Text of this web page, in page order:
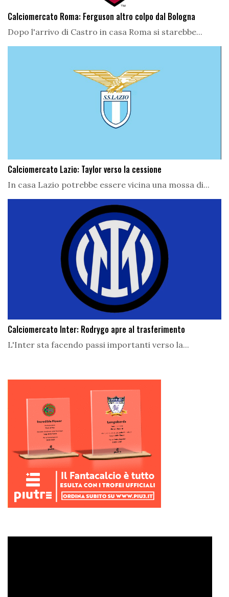
Calciomercato Roma: Ferguson altro colpo dal Bologna
Dopo l'arrivo di Castro in casa Roma si starebbe...
Calciomercato Lazio: Taylor verso la cessione
In casa Lazio potrebbe essere vicina una mossa di...
Calciomercato Inter: Rodrygo apre al trasferimento
L'Inter sta facendo passi importanti verso la...